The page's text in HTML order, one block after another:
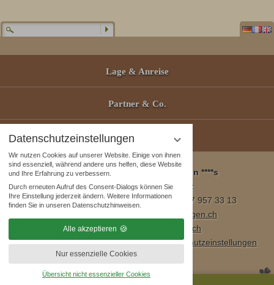
Datenschutzeinstellungen
Wir nutzen Cookies auf unserer Website. Einige von ihnen
sind essenziell, während andere uns helfen, diese Website
und Ihre Erfahrung zu verbessern.
Durch erneuten Aufruf des Consent-Dialogs können Sie
Ihre Einstellung jederzeit ändern. Weitere Informationen
finden Sie in unseren Datenschutzhinweisen.
Alle akzeptieren
Nur essenzielle Cookies
Übersicht nicht essenzieller Cookies
Lage & Anreise
Partner & Co.
Gutscheine
Wellness & Spa Pirmin Zurbriggen ****s
3905 Saas Almagell, Schweiz
Tel. +41 (0)27 957 23 01 / Fax +41 (0)27 957 33 13
info@wellnesshotel-zurbriggen.ch
www.wellnesshotel-zurbriggen.ch
Impressum|Datenschutzhinweise|Datenschutzeinstellungen
|Sitemap